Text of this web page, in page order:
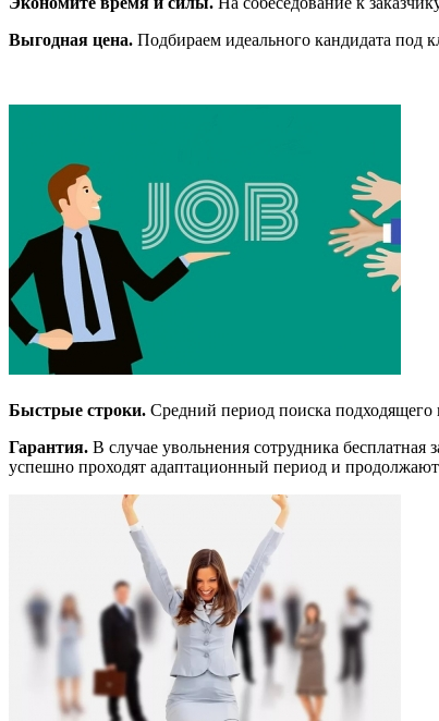
Выгодная цена. Подбираем идеального кандидата под
Быстрые строки. Средний период поиска подходящего
Гарантия. В случае увольнения сотрудника
успешно проходят адаптационный период и продолжают